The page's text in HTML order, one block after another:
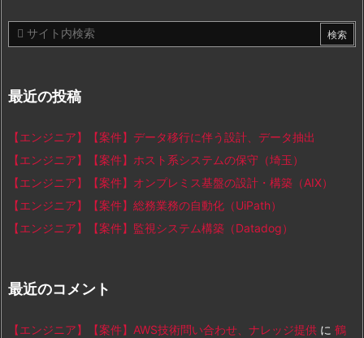
最近の投稿
【エンジニア】【案件】データ移行に伴う設計、データ抽出
【エンジニア】【案件】ホスト系システムの保守（埼玉）
【エンジニア】【案件】オンプレミス基盤の設計・構築（AIX）
【エンジニア】【案件】総務業務の自動化（UiPath）
【エンジニア】【案件】監視システム構築（Datadog）
最近のコメント
【エンジニア】【案件】AWS技術問い合わせ、ナレッジ提供 に 鶴